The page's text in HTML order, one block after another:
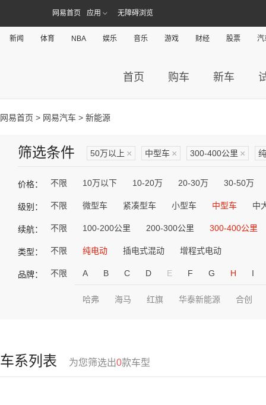
网易首页 应用 无障碍浏览
新闻 体育 NBA 娱乐 音乐 游戏 财经 股票 汽
首页 购车 新车
网易首页 > 网易汽车 > 新能源
筛选条件 50万以上 × 中型车 × 300-400公里 ×
价格： 不限 10万以下 10-20万 20-30万 30-50万
级别： 不限 微型车 紧凑型车 小型车 中型车 中
续航： 不限 100-200公里 200-300公里 300-400公里
类型： 不限 纯电动 插电式混动 增程式电动
品牌： 不限 A B C D E F G H I
哈弗 海马 红旗 华泰新能源 合创
车系列表 为您筛选出0款车型